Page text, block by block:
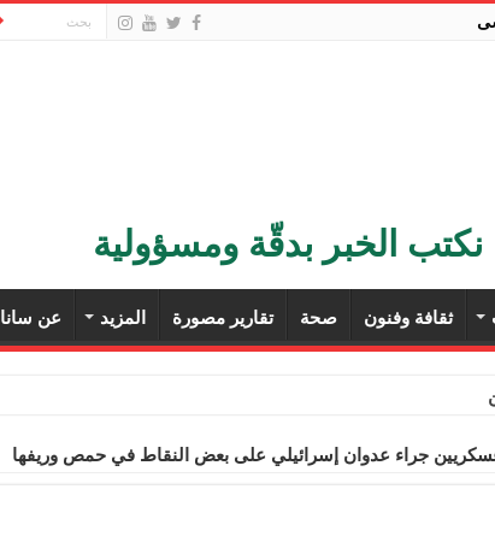
نكتب الخبر بدقّة ومسؤولية
ثقافة وفنون صحة تقارير مصورة المزيد عن سانا
من الرسوم
جراء عدوان إسرائيلي على بعض النقاط في حمص وريفها